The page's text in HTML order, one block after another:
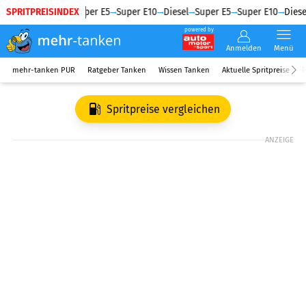
SPRITPREISINDEX
Diesel Super E5 Super E10 Diesel Super E5 Super E10 Diesel
powered by
Anmelden Menü
mehr-tanken PUR Ratgeber Tanken Wissen Tanken Aktuelle Spritpreise
Spritpreise vergleichen
ANZEIGE